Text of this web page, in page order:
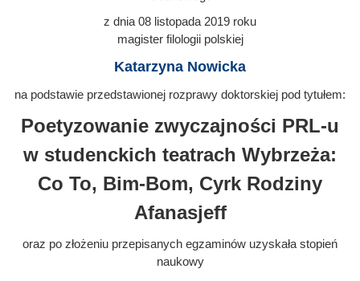
z dnia 08 listopada 2019 roku
magister filologii polskiej
Katarzyna Nowicka
na podstawie przedstawionej rozprawy doktorskiej pod tytułem:
Poetyzowanie zwyczajności PRL-u
w studenckich teatrach Wybrzeża:
Co To, Bim-Bom, Cyrk Rodziny
Afanasjeff
oraz po złożeniu przepisanych egzaminów uzyskała stopień
naukowy